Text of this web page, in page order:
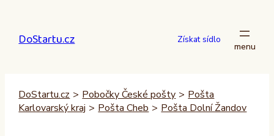
obsah
DoStartu.cz Získat sídlo
DoStartu.cz > Pobočky České pošty > Pošta
Karlovarský kraj > Pošta Cheb > Pošta Dolní Žandov